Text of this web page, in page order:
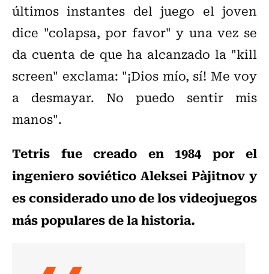
últimos instantes del juego el joven
dice "colapsa, por favor" y una vez se
da cuenta de que ha alcanzado la "kill
screen" exclama: "¡Dios mío, sí! Me voy
a desmayar. No puedo sentir mis
manos".
Tetris fue creado en 1984 por el
ingeniero soviético Aleksei Pàjitnov y
es considerado uno de los videojuegos
más populares de la historia.